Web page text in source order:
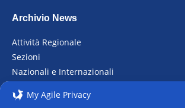
Archivio News
Attività Regionale
Sezioni
Nazionali e Internazionali
Raduni
Archivio fotografico
My Agile Privacy